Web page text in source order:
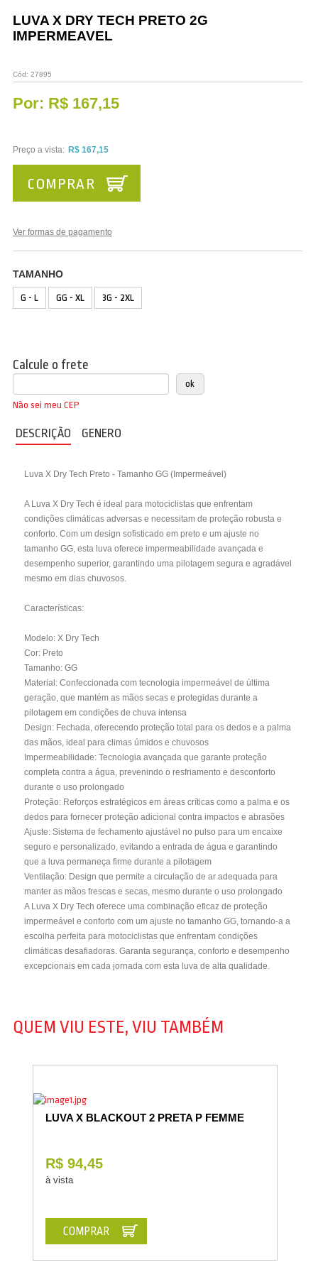
Promoções
LUVA X DRY TECH PRETO 2G
IMPERMEAVEL
Cód: 27895
Por: R$ 167,15
Preço a vista: R$ 167,15
Ver formas de pagamento
TAMANHO
G - L GG - XL 3G - 2XL
COMPRAR
Calcule o frete
Não sei meu CEP
DESCRIÇÃO GENERO
Luva X Dry Tech Preto - Tamanho GG (Impermeável)
A Luva X Dry Tech é ideal para motociclistas que enfrentam
condições climáticas adversas e necessitam de proteção robusta e
conforto. Com um design sofisticado em preto e um ajuste no
tamanho GG, esta luva oferece impermeabilidade avançada e
desempenho superior, garantindo uma pilotagem segura e agradável
mesmo em dias chuvosos.
Características:
Modelo: X Dry Tech
Cor: Preto
Tamanho: GG
Material: Confeccionada com tecnologia impermeável de última
geração, que mantém as mãos secas e protegidas durante a
pilotagem em condições de chuva intensa
Design: Fechada, oferecendo proteção total para os dedos e a palma
das mãos, ideal para climas úmidos e chuvosos
Impermeabilidade: Tecnologia avançada que garante proteção
completa contra a água, prevenindo o resfriamento e desconforto
durante o uso prolongado
Proteção: Reforços estratégicos em áreas críticas como a palma e os
dedos para fornecer proteção adicional contra impactos e abrasões
Ajuste: Sistema de fechamento ajustável no pulso para um encaixe
seguro e personalizado, evitando a entrada de água e garantindo
que a luva permaneça firme durante a pilotagem
Ventilação: Design que permite a circulação de ar adequada para
manter as mãos frescas e secas, mesmo durante o uso prolongado
A Luva X Dry Tech oferece uma combinação eficaz de proteção
impermeável e conforto com um ajuste no tamanho GG, tornando-a a
escolha perfeita para motociclistas que enfrentam condições
climáticas desafiadoras. Garanta segurança, conforto e desempenho
excepcionais em cada jornada com esta luva de alta qualidade.
QUEM VIU ESTE, VIU TAMBÉM
LUVA X BLACKOUT 2 PRETA P FEMME
R$ 94,45
à vista
COMPRAR